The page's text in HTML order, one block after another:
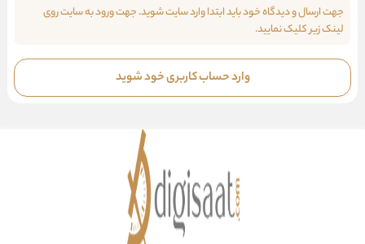
جهت ارسال و دیدگاه خود باید ابتدا وارد سایت شوید. جهت ورود به سایت روی
لینک زیر کلیک نمایید.
وارد حساب کاربری خود شوید